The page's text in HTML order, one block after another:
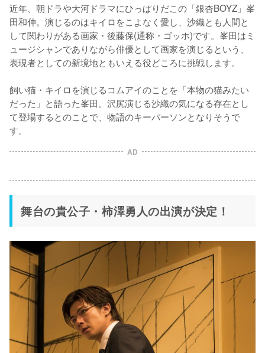
近年、朝ドラや大河ドラマにひっぱりだこの「銀杏BOYZ」峯
田和伸。演じるのはキイロをこよなく愛し、沙織とも人間と
して関わりがある画家・後藤保(通称・ゴッホ)です。峯田はミ
ュージシャンでありながら俳優として画家を演じるという、
表現者としての新境地ともいえる役どころに挑戦します。
飼い猫・キイロを演じるコムアイのことを「本物の猫みたい
だった」と語った峯田。沢尻演じる沙織の気になる存在とし
て登場するとのことで、物語のキーパーソンとなりそうで
す。
AD
舞台の貴公子・柿澤勇人の出演が決定！